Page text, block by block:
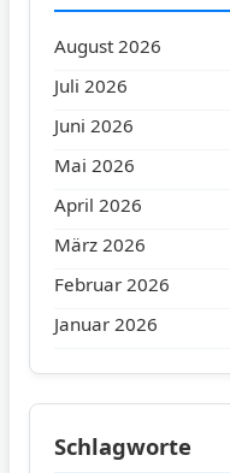
August 2026
Juli 2026
Juni 2026
Mai 2026
April 2026
März 2026
Februar 2026
Januar 2026
Schlagworte